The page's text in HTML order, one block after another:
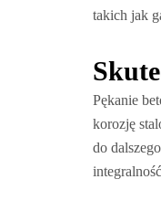
takich jak
Pękanie
korozję
do